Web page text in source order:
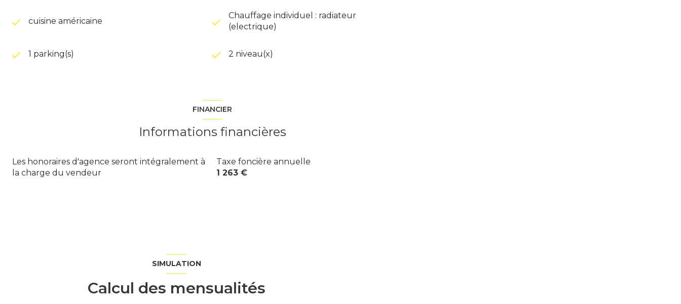
cuisine américaine
Chauffage individuel : radiateur
(electrique)
1 parking(s) 2 niveau(x)
FINANCIER
Informations financières
Les honoraires d'agence seront intégralement à
la charge du vendeur
Taxe foncière annuelle
1 263 €
SIMULATION
Calcul des mensualités